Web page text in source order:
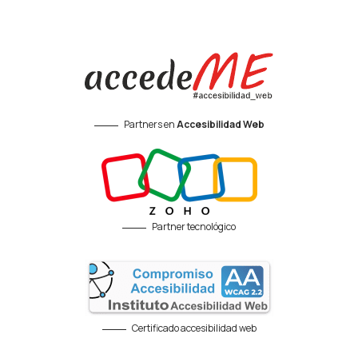
Partners enAccesibilidad Web
Partner tecnológico
Certificado accesibilidad web